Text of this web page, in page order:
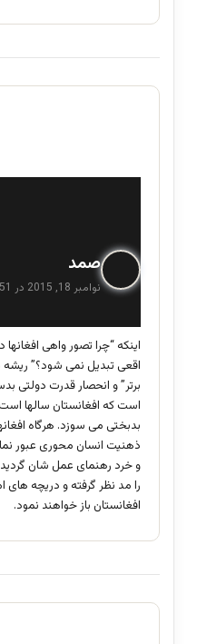
صمد
ف
:
نوامبر 18, 2015 در 2:51 ق.ظ
اینکه “چرا تصور واهی
اقعی تبدیل نمی شود؟” ریشه
برتر” و انحصار قدرت دولتی
است که افغانستان سالها
بدبختی می سوزد. هرگاه
ذهنیت انسان محوری عبور
و خرد رهنمای عمل شان
را مد نظر گرفته و دریچه های
افغانستان باز خواهند نمود.